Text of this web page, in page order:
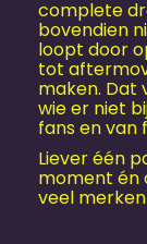
complete
bovendien
loopt door
tot
maken. Dat
wie er niet
fans en van
Liever één
moment én
veel